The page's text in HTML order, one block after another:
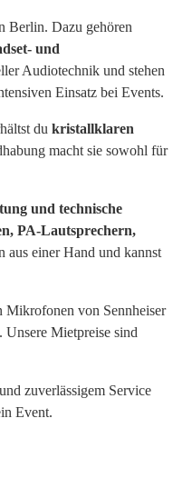
Berlin. Dazu gehören
und
Audiotechnik und stehen
Einsatz bei Events.
dukristallklaren
macht sie sowohl für
und technische
PA-Lautsprechern,
aus einer Hand und kannst
Mikrofonen von Sennheiser
Unsere Mietpreise sind
zuverlässigem Service
Event.